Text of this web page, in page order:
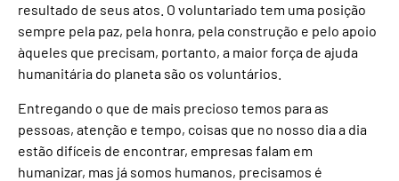
resultado de seus atos. O voluntariado tem uma posição
sempre pela paz, pela honra, pela construção e pelo apoio
àqueles que precisam, portanto, a maior força de ajuda
humanitária do planeta são os voluntários.
Entregando o que de mais precioso temos para as
pessoas, atenção e tempo, coisas que no nosso dia a dia
estão difíceis de encontrar, empresas falam em
humanizar, mas já somos humanos, precisamos é